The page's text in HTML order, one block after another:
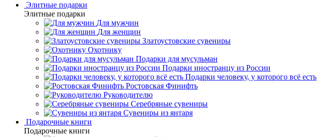
Элитные подарки
Элитные подарки
Для мужчин
Для женщин
Златоустовские сувениры
Охотнику
Подарки для мусульман
Подарки иностранцу из России
Подарки человеку, у которого всё есть
Ростовская Финифть
Руководителю
Серебряные сувениры
Сувениры из янтаря
Подарочные книги
Подарочные книги